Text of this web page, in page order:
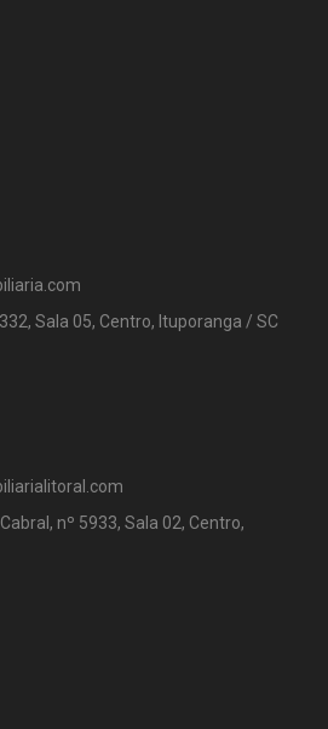
Sala 05, Centro, Ituporanga / SC
nº 5933, Sala 02, Centro,